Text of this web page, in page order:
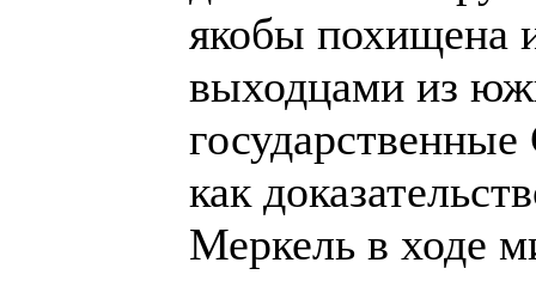
якобы похищена
выходцами из
как
Меркель в ходе